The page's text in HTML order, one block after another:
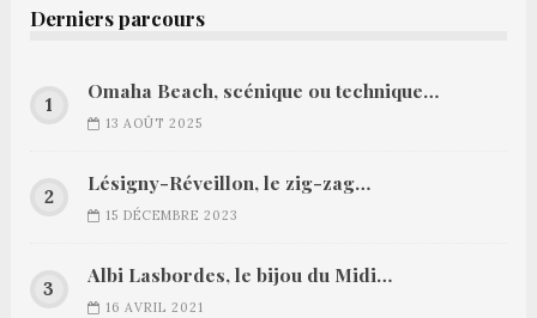
Derniers parcours
Omaha Beach, scénique ou technique…
13 AOÛT 2025
Lésigny-Réveillon, le zig-zag…
15 DÉCEMBRE 2023
Albi Lasbordes, le bijou du Midi…
16 AVRIL 2021